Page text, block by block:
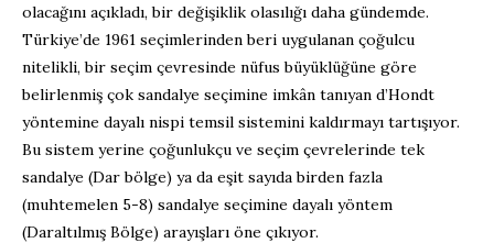
olacağını açıkladı, bir değişiklik olasılığı daha gündemde.
Türkiye’de 1961 seçimlerinden beri uygulanan çoğulcu
nitelikli, bir seçim çevresinde nüfus büyüklüğüne göre
belirlenmiş çok sandalye seçimine imkân tanıyan d’Hondt
yöntemine dayalı nispi temsil sistemini kaldırmayı tartışıyor.
Bu sistem yerine çoğunlukçu ve seçim çevrelerinde tek
sandalye (Dar bölge) ya da eşit sayıda birden fazla
(muhtemelen 5-8) sandalye seçimine dayalı yöntem
(Daraltılmış Bölge) arayışları öne çıkıyor.